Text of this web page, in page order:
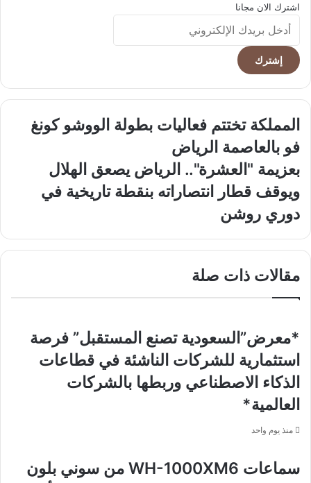
اشترك الان مجانا
أدخل
بريدك
الإلكتروني
المملكة
تختتم
فعاليات
الووشو
كونغ
بالعاصمة
الرياض
المملكة تختتم فعاليات بطولة الووشو كونغ
فو بالعاصمة الرياض
بعزيمة
"العشرة"..
الرياض
الهلال
ويوقف
قطار
انتصاراته
بنقطة
تاريخية
روشن
بعزيمة "العشرة".. الرياض يصعق الهلال
ويوقف قطار انتصاراته بنقطة تاريخية في
دوري روشن
مقالات ذات صلة
*معرض”السعودية تصنع المستقبل” فرصة
استثمارية للشركات الناشئة في قطاعات
الذكاء الاصطناعي وربطها بالشركات
العالمية*
منذ يوم واحد
سماعات WH-1000XM6 من سوني بلون